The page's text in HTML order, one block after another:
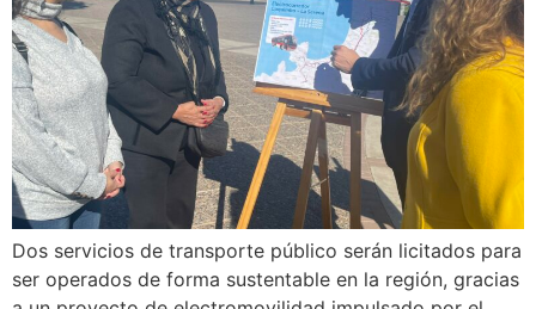
Dos servicios de transporte público serán licitados para
ser operados de forma sustentable en la región, gracias